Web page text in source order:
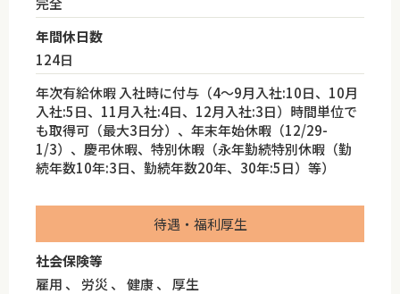
年間休日数
124日
年次有給休暇 入社時に付与（4～9月入社:10日、10月
入社:5日、11月入社:4日、12月入社:3日）時間単位で
も取得可（最大3日分）、年末年始休暇（12/29-
1/3）、慶弔休暇、特別休暇（永年勤続特別休暇（勤
続年数10年:3日、勤続年数20年、30年:5日）等）
待遇・福利厚生
社会保険等
雇用 、 労災 、 健康 、 厚生